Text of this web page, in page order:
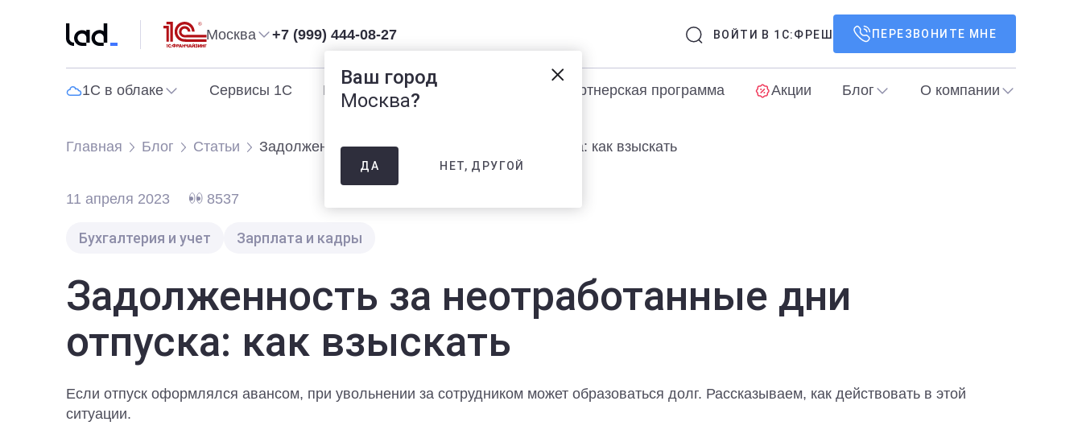
Москва +7 (999) 444-08-27 ВОЙТИ В 1С:ФРЕШ ПЕРЕЗВОНИТЕ МНЕ
1С в облаке Сервисы 1С Программы 1С Партнерская программа Акции Блог О компании
Главная Блог Статьи Задолженность за неотработанные дни отпуска: как взыскать
11 апреля 2023 8537
Бухгалтерия и учет Зарплата и кадры
Задолженность за неотработанные дни
отпуска: как взыскать
Если отпуск оформлялся авансом, при увольнении за сотрудником может образоваться долг. Рассказываем, как действовать в этой
ситуации.
Ваш город
Москва?
ДА НЕТ, ДРУГОЙ